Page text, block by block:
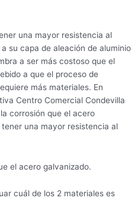
una mayor resistencia al
su capa de aleación de aluminio
a ser más costoso que el
a que el proceso de
más materiales. En
Centro Comercial Condevilla
corrosión que el acero
una mayor resistencia al
el acero galvanizado.
cuál de los 2 materiales es